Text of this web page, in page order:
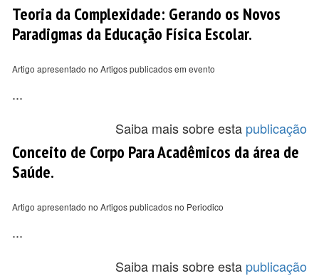
Teoria da Complexidade: Gerando os Novos
Paradigmas da Educação Física Escolar.
Artigo apresentado no Artigos publicados em evento
...
Saiba mais sobre esta publicação
Conceito de Corpo Para Acadêmicos da área de
Saúde.
Artigo apresentado no Artigos publicados no Periodico
...
Saiba mais sobre esta publicação